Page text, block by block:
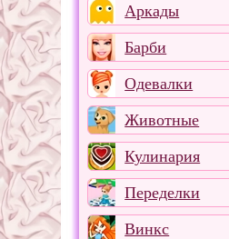
Аркады
Барби
Одевалки
Животные
Кулинария
Переделки
Винкс